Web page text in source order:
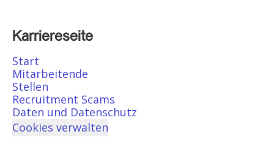
Karriereseite
Start
Mitarbeitende
Stellen
Recruitment Scams
Daten und Datenschutz
Cookies verwalten